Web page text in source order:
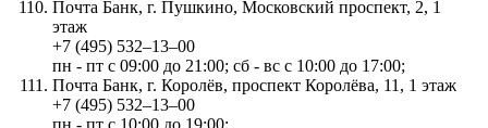
Почта Банк, г. Пушкино, Московский проспект, 2, 1
этаж
+7 (495) 532‒13‒00
пн - пт с 09:00 до 21:00; сб - вс с 10:00 до 17:00;
Почта Банк, г. Королёв, проспект Королёва, 11, 1 этаж
+7 (495) 532‒13‒00
пн - пт с 10:00 до 19:00;